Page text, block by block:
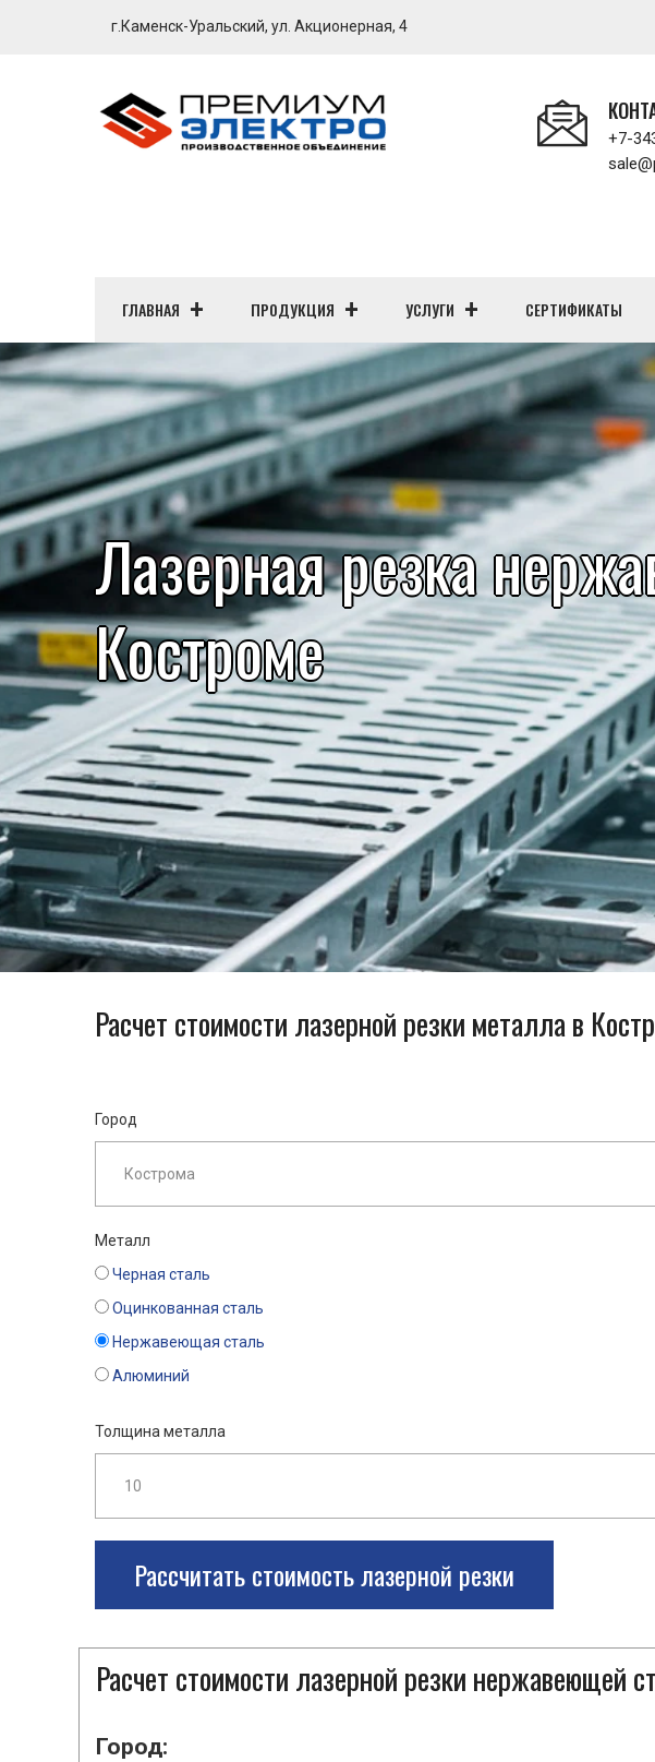
г.Каменск-Уральский, ул. Акционерная, 4
+7-
ГЛАВНАЯ ПРОДУКЦИЯ УСЛУГИ СЕРТИФИКАТЫ
Лазерная резка
Костроме
Расчет стоимости лазерной резки металла в
Город
Металл
Черная сталь
Оцинкованная сталь
Нержавеющая сталь
Алюминий
Толщина металла
Рассчитать стоимость лазерной резки
Расчет стоимости лазерной резки нержавеющей
Город: